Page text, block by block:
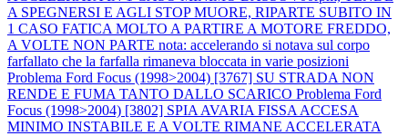
A SPEGNERSI E AGLI STOP MUORE, RIPARTE SUBITO IN
1 CASO FATICA MOLTO A PARTIRE A MOTORE FREDDO,
A VOLTE NON PARTE nota: accelerando si notava sul corpo
farfallato che la farfalla rimaneva bloccata in varie posizioni
Problema Ford Focus (1998>2004) [3767] SU STRADA NON
RENDE E FUMA TANTO DALLO SCARICO Problema Ford
Focus (1998>2004) [3802] SPIA AVARIA FISSA ACCESA
MINIMO INSTABILE E A VOLTE RIMANE ACCELERATA